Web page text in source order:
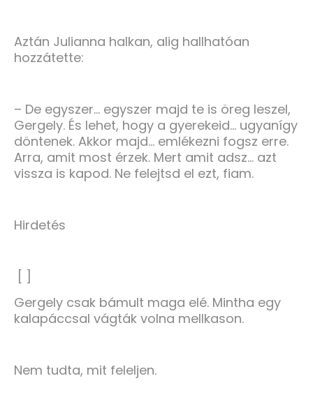
Aztán Julianna halkan, alig hallhatóan
hozzátette:
– De egyszer… egyszer majd te is öreg leszel,
Gergely. És lehet, hogy a gyerekeid… ugyanígy
döntenek. Akkor majd… emlékezni fogsz erre.
Arra, amit most érzek. Mert amit adsz… azt
vissza is kapod. Ne felejtsd el ezt, fiam.
Hirdetés
[ ]
Gergely csak bámult maga elé. Mintha egy
kalapáccsal vágták volna mellkason.
Nem tudta, mit feleljen.